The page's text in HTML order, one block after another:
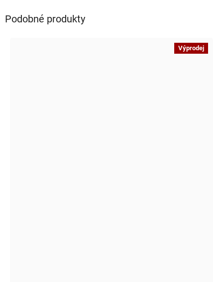
Podobné produkty
Výprodej